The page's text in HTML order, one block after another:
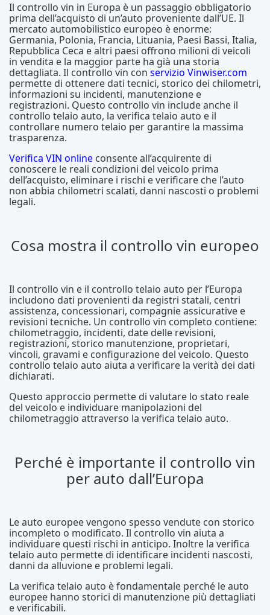
Il controllo vin in Europa è un passaggio obbligatorio
prima dell’acquisto di un’auto proveniente dall’UE. Il
mercato automobilistico europeo è enorme:
Germania, Polonia, Francia, Lituania, Paesi Bassi, Italia,
Repubblica Ceca e altri paesi offrono milioni di veicoli
in vendita e la maggior parte ha già una storia
dettagliata. Il controllo vin con servizio Vinwiser.com
permette di ottenere dati tecnici, storico dei chilometri,
informazioni su incidenti, manutenzione e
registrazioni. Questo controllo vin include anche il
controllo telaio auto, la verifica telaio auto e il
controllare numero telaio per garantire la massima
trasparenza.
Verifica VIN online consente all’acquirente di
conoscere le reali condizioni del veicolo prima
dell’acquisto, eliminare i rischi e verificare che l’auto
non abbia chilometri scalati, danni nascosti o problemi
legali.
Cosa mostra il controllo vin europeo
Il controllo vin e il controllo telaio auto per l’Europa
includono dati provenienti da registri statali, centri
assistenza, concessionari, compagnie assicurative e
revisioni tecniche. Un controllo vin completo contiene:
chilometraggio, incidenti, date delle revisioni,
registrazioni, storico manutenzione, proprietari,
vincoli, gravami e configurazione del veicolo. Questo
controllo telaio auto aiuta a verificare la verità dei dati
dichiarati.
Questo approccio permette di valutare lo stato reale
del veicolo e individuare manipolazioni del
chilometraggio attraverso la verifica telaio auto.
Perché è importante il controllo vin
per auto dall’Europa
Le auto europee vengono spesso vendute con storico
incompleto o modificato. Il controllo vin aiuta a
individuare questi rischi in anticipo. Inoltre la verifica
telaio auto permette di identificare incidenti nascosti,
danni da alluvione e problemi legali.
La verifica telaio auto è fondamentale perché le auto
europee hanno storici di manutenzione più dettagliati
e verificabili.